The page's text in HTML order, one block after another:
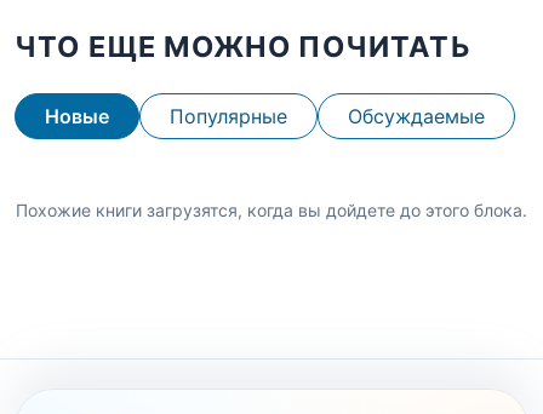
ЧТО ЕЩЕ МОЖНО ПОЧИТАТЬ
Новые Популярные Обсуждаемые
Похожие книги загрузятся, когда вы дойдете до этого блока.